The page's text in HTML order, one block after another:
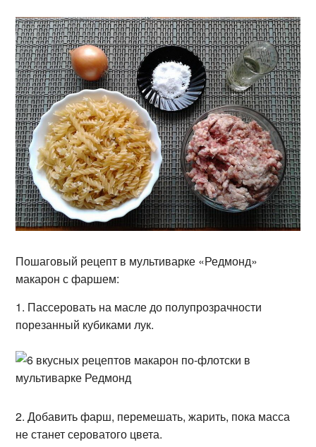
Пошаговый рецепт в мультиварке «Редмонд»
макарон с фаршем:
1. Пассеровать на масле до полупрозрачности
порезанный кубиками лук.
2. Добавить фарш, перемешать, жарить, пока масса
не станет сероватого цвета.